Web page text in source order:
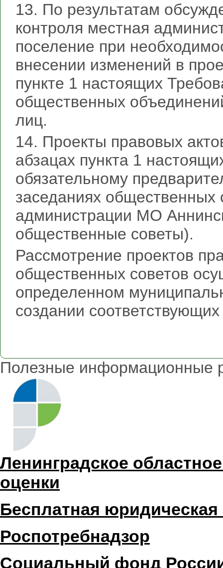
13. По результатам
контроля местная
поселение при
внесении изменений в
пункте 1 настоящих
общественных
лиц.
14. Проекты правовых
абзацах пункта 1
обязательному
заседаниях общественных
администрации МО
общественные советы).
Рассмотрение проектов
общественных советов
определенном
создании
Полезные информационные
Ленинградское
оценки
Бесплатная
Роспотребнадзор
Социальный фонд